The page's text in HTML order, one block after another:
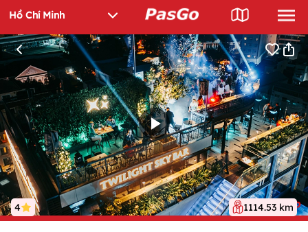
4 1114.53 km